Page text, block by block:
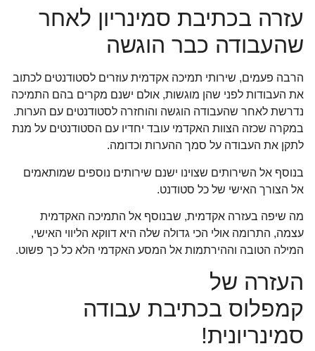
עזרה בכתיבת סמינריון לאחר
שהעבודה כבר הוגשה
הרבה פעמים, שירותי תמיכה אקדמית עוזרים לסטודנטים לכתוב
את העבודות לפני שהן מוגשות, אולם ישנם מקרים בהם התמיכה
נדרשת לאחר שהעבודה הוגשה והוחזרה לסטודנטים עם הערות.
במקרה שכזה הצוות האקדמי עובד יחדיו עם הסטודנטים על מנת
לתקן את העבודה על סמך ההערות וכדומה.
בנוסף אל השירותים שצוינו ישנם שירותים נוספים שמותאמים
אל הצורך האישי של כל סטודנט.
מה שיפה בעזרה אקדמית, שבנוסף אל התמיכה האקדמית
עצמה, התרומה אולי הכי גדולה שלה היא דווקא הליווי האישי,
המילה הטובה וההירתמות אל המסע האקדמי הלא כל כך פשוט.
העזרה של
קמפלוס בכתיבת עבודה
סמינריונית!